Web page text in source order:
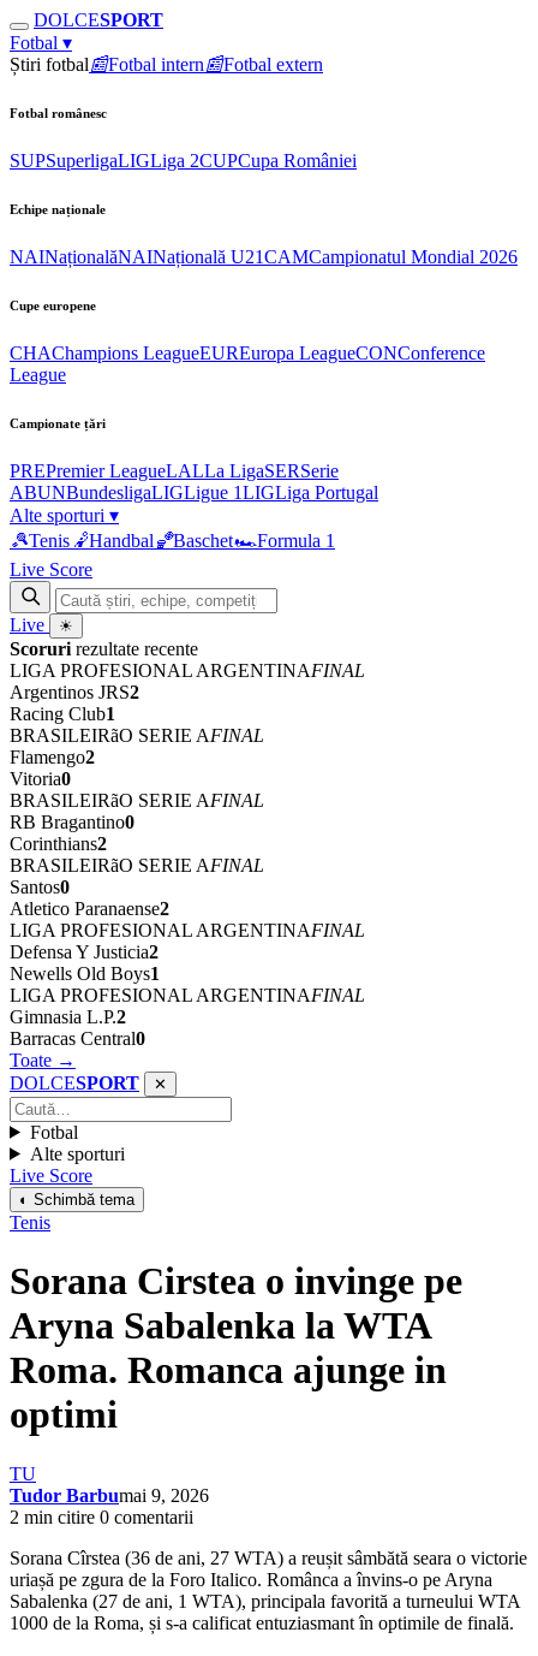
DOLCESPORT
Fotbal ▾
Știri fotbal📰Fotbal intern📰Fotbal extern
Fotbal românesc
SUPSuperligaLIGLiga 2CUPCupa României
Echipe naționale
NAINaționalăNAINațională U21CAMCampionatul Mondial 2026
Cupe europene
CHAChampions LeagueEUREuropa LeagueCONConference
League
Campionate țări
PREPremier LeagueLALLa LigaSERSerie
ABUNBundesligaLIGLigue 1LIGLiga Portugal
Alte sporturi ▾
🎾Tenis 🤾Handbal🏀Baschet🏎Formula 1
Live Score
Live ☀
Scoruri rezultate recente
LIGA PROFESIONAL ARGENTINAFINAL
Argentinos JRS2
Racing Club1
BRASILEIRãO SERIE AFINAL
Flamengo2
Vitoria0
BRASILEIRãO SERIE AFINAL
RB Bragantino0
Corinthians2
BRASILEIRãO SERIE AFINAL
Santos0
Atletico Paranaense2
LIGA PROFESIONAL ARGENTINAFINAL
Defensa Y Justicia2
Newells Old Boys1
LIGA PROFESIONAL ARGENTINAFINAL
Gimnasia L.P.2
Barracas Central0
Toate →
DOLCESPORT ✕
Fotbal
Alte sporturi
Live Score
◐ Schimbă tema
Tenis
Sorana Cirstea o invinge pe
Aryna Sabalenka la WTA
Roma. Romanca ajunge in
optimi
TU
Tudor Barbumai 9, 2026
2 min citire 0 comentarii
Sorana Cîrstea (36 de ani, 27 WTA) a reușit sâmbătă seara o victorie
uriașă pe zgura de la Foro Italico. Românca a învins-o pe Aryna
Sabalenka (27 de ani, 1 WTA), principala favorită a turneului WTA
1000 de la Roma, și s-a calificat entuziasmant în optimile de finală.